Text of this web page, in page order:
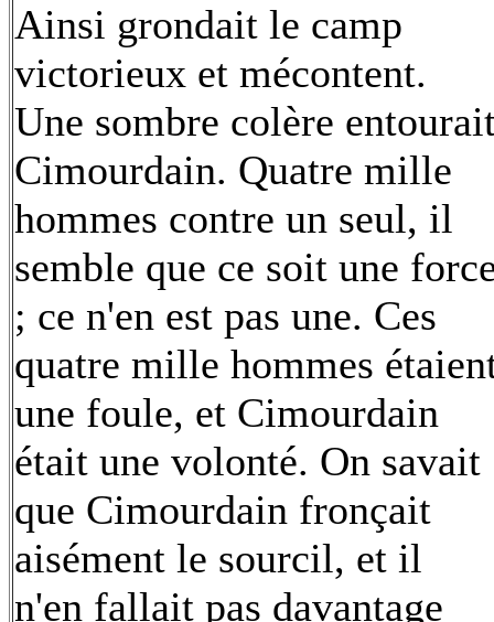
Ainsi grondait le camp
victorieux et mécontent.
Une sombre colère
Cimourdain. Quatre mille
hommes contre un seul, il
semble que ce soit une
; ce n'en est pas une. Ces
quatre mille hommes
une foule, et Cimourdain
était une volonté. On savait
que Cimourdain fronçait
aisément le sourcil, et il
n'en fallait pas davantage